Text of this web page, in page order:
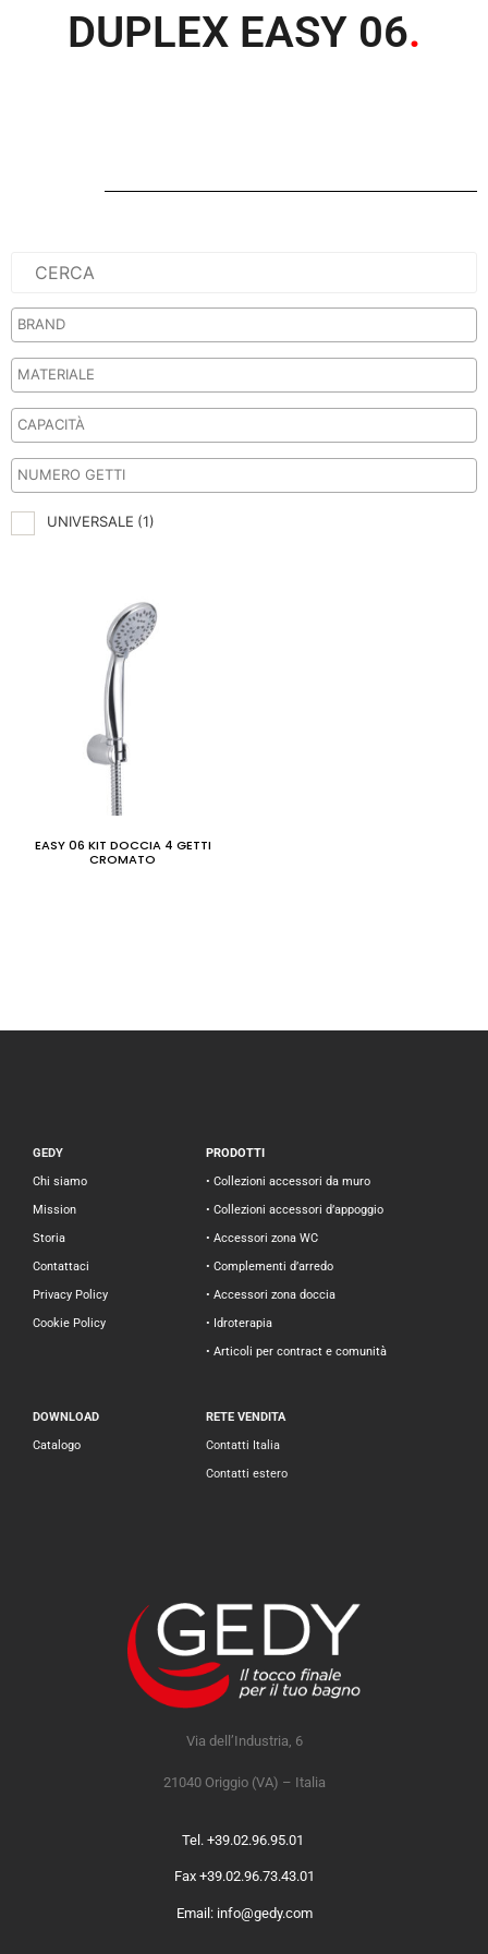
DUPLEX EASY 06.
UNIVERSALE (1)
EASY 06 KIT DOCCIA 4 GETTI
CROMATO
GEDY
Chi siamo
Mission
Storia
Contattaci
Privacy Policy
Cookie Policy
PRODOTTI
• Collezioni accessori da muro
• Collezioni accessori d’appoggio
• Accessori zona WC
• Complementi d’arredo
• Accessori zona doccia
• Idroterapia
• Articoli per contract e comunità
DOWNLOAD
Catalogo
RETE VENDITA
Contatti Italia
Contatti estero
Via dell’Industria, 6
21040 Origgio (VA) – Italia
Tel. +39.02.96.95.01
Fax +39.02.96.73.43.01
Email: info@gedy.com